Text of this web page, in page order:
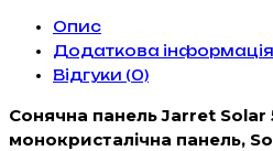
монокристалічна
панель,
Solar
Опис
Додаткова інформація
Відгуки (0)
Сонячна панель Jarret Solar
монокристалічна панель,